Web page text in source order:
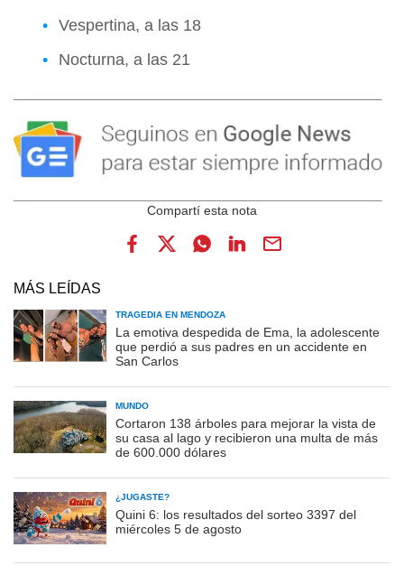
Vespertina, a las 18
Nocturna, a las 21
MÁS LEÍDAS
TRAGEDIA EN MENDOZA
La emotiva despedida de Ema, la adolescente
que perdió a sus padres en un accidente en
San Carlos
MUNDO
Cortaron 138 árboles para mejorar la vista de
su casa al lago y recibieron una multa de más
de 600.000 dólares
¿JUGASTE?
Quini 6: los resultados del sorteo 3397 del
miércoles 5 de agosto